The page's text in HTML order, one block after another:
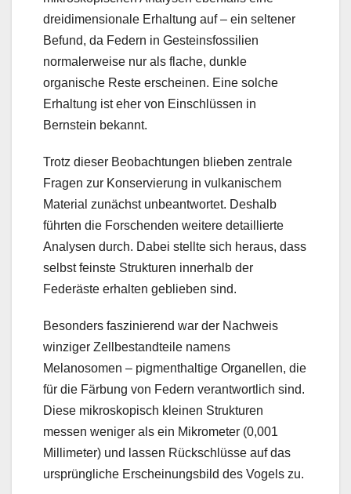
dreidimensionale Erhaltung auf – ein seltener
Befund, da Federn in Gesteinsfossilien
normalerweise nur als flache, dunkle
organische Reste erscheinen. Eine solche
Erhaltung ist eher von Einschlüssen in
Bernstein bekannt.
Trotz dieser Beobachtungen blieben zentrale
Fragen zur Konservierung in vulkanischem
Material zunächst unbeantwortet. Deshalb
führten die Forschenden weitere detaillierte
Analysen durch. Dabei stellte sich heraus, dass
selbst feinste Strukturen innerhalb der
Federäste erhalten geblieben sind.
Besonders faszinierend war der Nachweis
winziger Zellbestandteile namens
Melanosomen – pigmenthaltige Organellen, die
für die Färbung von Federn verantwortlich sind.
Diese mikroskopisch kleinen Strukturen
messen weniger als ein Mikrometer (0,001
Millimeter) und lassen Rückschlüsse auf das
ursprüngliche Erscheinungsbild des Vogels zu.